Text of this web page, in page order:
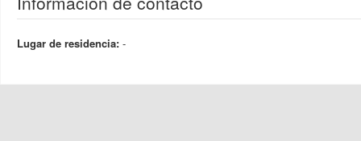
Lugar de residencia: -